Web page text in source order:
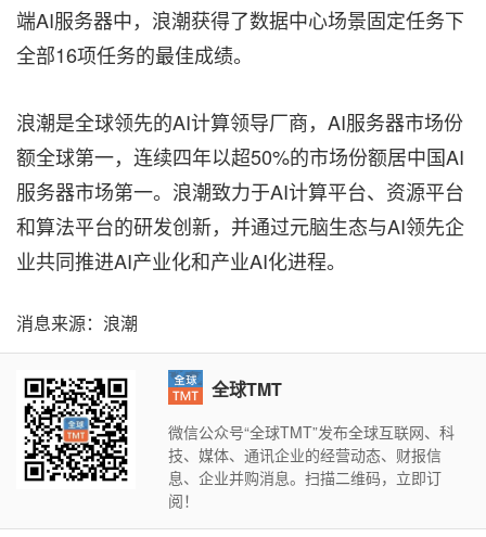
端AI服务器中，浪潮获得了数据中心场景固定任务下
全部16项任务的最佳成绩。
浪潮是全球领先的AI计算领导厂商，AI服务器市场份
额全球第一，连续四年以超50%的市场份额居中国AI
服务器市场第一。浪潮致力于AI计算平台、资源平台
和算法平台的研发创新，并通过元脑生态与AI领先企
业共同推进AI产业化和产业AI化进程。
消息来源：浪潮
全球TMT
微信公众号“全球TMT”发布全球互联网、科
技、媒体、通讯企业的经营动态、财报信
息、企业并购消息。扫描二维码，立即订
阅！